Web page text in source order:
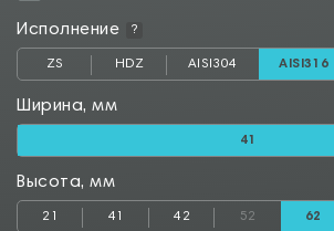
Исполнение ?
ZS HDZ AISI304 AISI316
Ширина, мм
41
Высота, мм
21 41 42 52 62